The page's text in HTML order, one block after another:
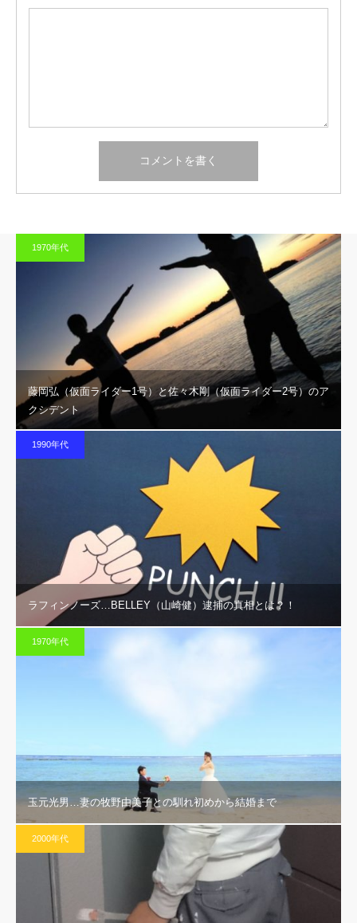
1970年代
藤岡弘（仮面ライダー1号）と佐々木剛（仮面ライダー2号）のア
クシデント
1990年代
ラフィンノーズ…BELLEY（山崎健）逮捕の真相とは？！
1970年代
玉元光男…妻の牧野由美子との馴れ初めから結婚まで
2000年代